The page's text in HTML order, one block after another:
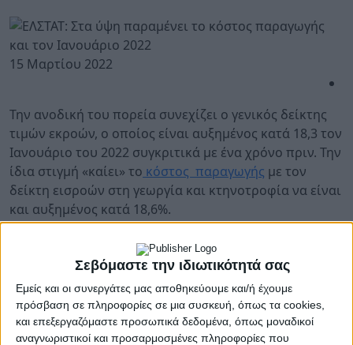
Σεβόμαστε την ιδιωτικότητά σας
Εμείς και οι συνεργάτες μας αποθηκεύουμε και/ή έχουμε
πρόσβαση σε πληροφορίες σε μια συσκευή, όπως τα cookies,
και επεξεργαζόμαστε προσωπικά δεδομένα, όπως μοναδικοί
αναγνωριστικοί και προσαρμοσμένες πληροφορίες που
15 Μαρτίου 2022
Την ανοδική του πορεία συνεχίζει ο γενικός δείκτης
τιμών εκροών, ο οποίος είναι αυξημένος κατά 18,3 τον
Ιανουάριο του 2022 συγκριτικά με ένα χρόνο πριν. Την
ίδια στιγμή «καίει» το κόστος παραγωγής με τον
δείκτη εισροών στη γεωργία και κτηνοτροφία να είναι
και αυξημένος κατά 18,6%.
Συγκεκριμένα, σύμφωνα με τα προσωρινά στοιχεία
, η αύξηση του δείκτη τιμών εκροών
οφείλεται στην αύξηση κατά 25,3% του δείκτη τιμών
της φυτικής παραγωγής και κυρίως στη μεταβολή της
ομάδαςφρούτα, ενώ υψηλό παραμένει και το κόστος
παραγωγής, το οποίο οφείλεται στην αύξηση κατά